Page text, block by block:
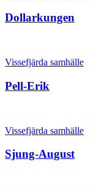
Dollarkungen
Vissefjärda samhälle
Pell-Erik
Vissefjärda samhälle
Sjung-August